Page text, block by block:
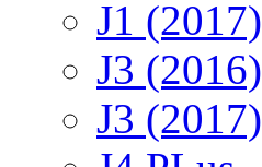
J1 (2017)
J3 (2016)
J3 (2017)